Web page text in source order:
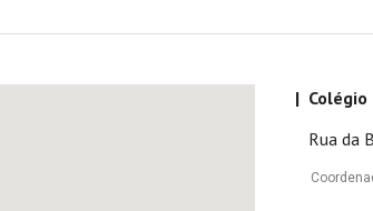
| Colégio
Rua da